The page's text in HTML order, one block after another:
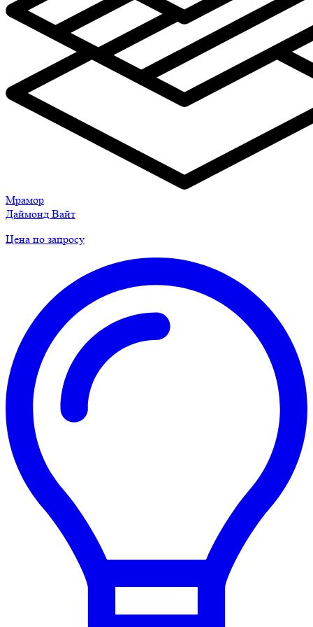
Мрамор
Даймонд Вайт
Цена по запросу